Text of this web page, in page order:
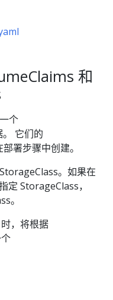
和
个
它们的
署步骤中创建。
。如果在
StorageClass，
。
，将根据